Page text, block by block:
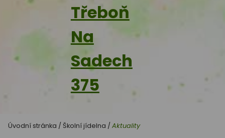
Třeboň
Na
Sadech
375
Úvodní stránka / Školní jídelna / Aktuality